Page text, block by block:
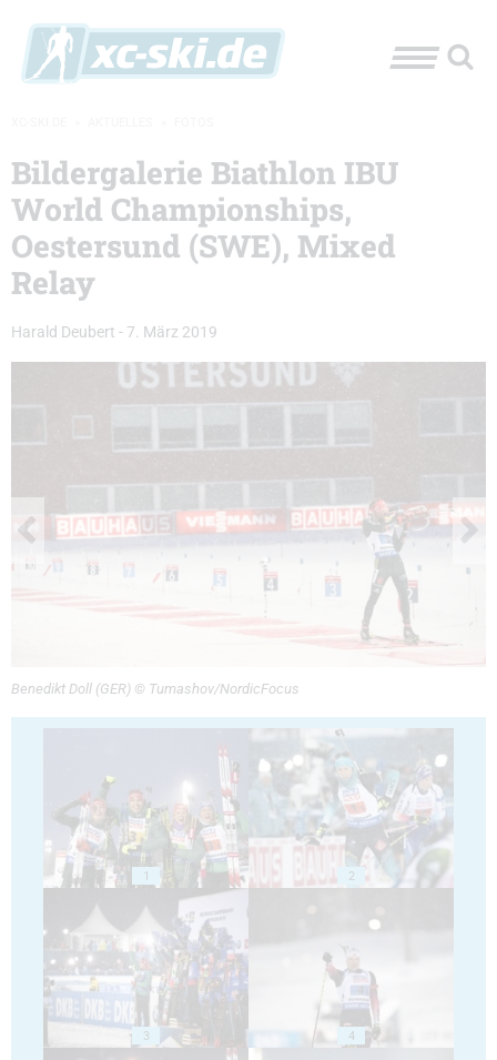
Bildergalerie Biathlon IBU
World Championships,
Oestersund (SWE), Mixed
Relay
Harald Deubert - 7. März 2019
Benedikt Doll (GER) © Tumashov/NordicFocus
1 2
3 4